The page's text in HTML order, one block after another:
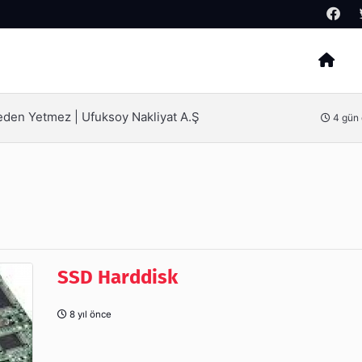
Arama
İçin Bilinmesi Gerekenler 5 gün
SSD Harddisk
8 yıl önce